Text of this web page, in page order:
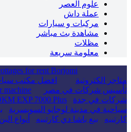
علوم العصر
عملة داش
مركبات و سيارات
مشاهدة بث مباشر
مظلات
معلومة سريعة
cottages for rent Borjomi
الكترونية
افضل مكتب سياحي
شركات في مصر
machine
في جدة
OKM EXP 7000 Plus
في مدينة لوجانو السويسرية
بيع
بيع باشا دي كارتييه أنواع البن